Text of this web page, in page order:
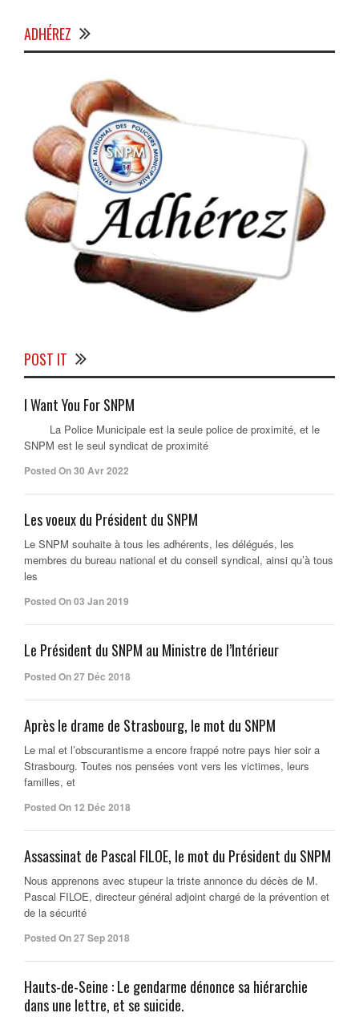
ADHÉREZ
POST IT
I Want You For SNPM
La Police Municipale est la seule police de proximité, et le
SNPM est le seul syndicat de proximité
Posted On 30 Avr 2022
Les voeux du Président du SNPM
Le SNPM souhaite à tous les adhérents, les délégués, les
membres du bureau national et du conseil syndical, ainsi qu’à tous
les
Posted On 03 Jan 2019
Le Président du SNPM au Ministre de l’Intérieur
Posted On 27 Déc 2018
Après le drame de Strasbourg, le mot du SNPM
Le mal et l’obscurantisme a encore frappé notre pays hier soir a
Strasbourg. Toutes nos pensées vont vers les victimes, leurs
familles, et
Posted On 12 Déc 2018
Assassinat de Pascal FILOE, le mot du Président du SNPM
Nous apprenons avec stupeur la triste annonce du décès de M.
Pascal FILOE, directeur général adjoint chargé de la prévention et
de la sécurité
Posted On 27 Sep 2018
Hauts-de-Seine : Le gendarme dénonce sa hiérarchie
dans une lettre, et se suicide.